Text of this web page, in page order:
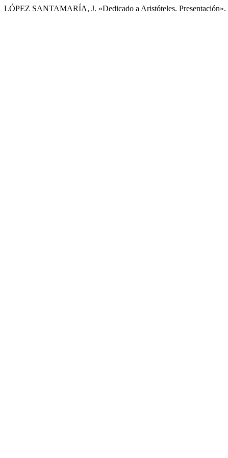
LÓPEZ SANTAMARÍA, J. «Dedicado a Aristóteles. Presentación».